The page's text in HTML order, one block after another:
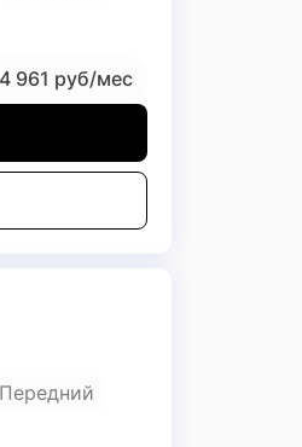
961 руб/мес
Передний